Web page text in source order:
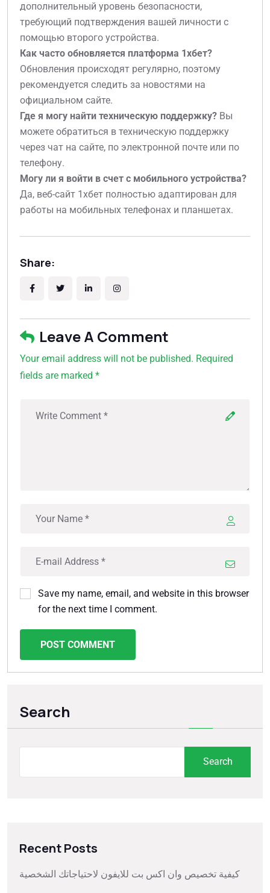
дополнительный уровень безопасности,
требующий подтверждения вашей личности с
помощью второго устройства.
Как часто обновляется платформа 1хбет?
Обновления происходят регулярно, поэтому
рекомендуется следить за новостями на
официальном сайте.
Где я могу найти техническую поддержку? Вы
можете обратиться в техническую поддержку
через чат на сайте, по электронной почте или по
телефону.
Могу ли я войти в счет с мобильного устройства?
Да, веб-сайт 1хбет полностью адаптирован для
работы на мобильных телефонах и планшетах.
Share:
Leave A Comment
Your email address will not be published. Required
fields are marked *
Save my name, email, and website in this browser
for the next time I comment.
POST COMMENT
Search
Search
Recent Posts
كيفية تخصيص وان اكس بت للايفون لاحتياجاتك الشخصية